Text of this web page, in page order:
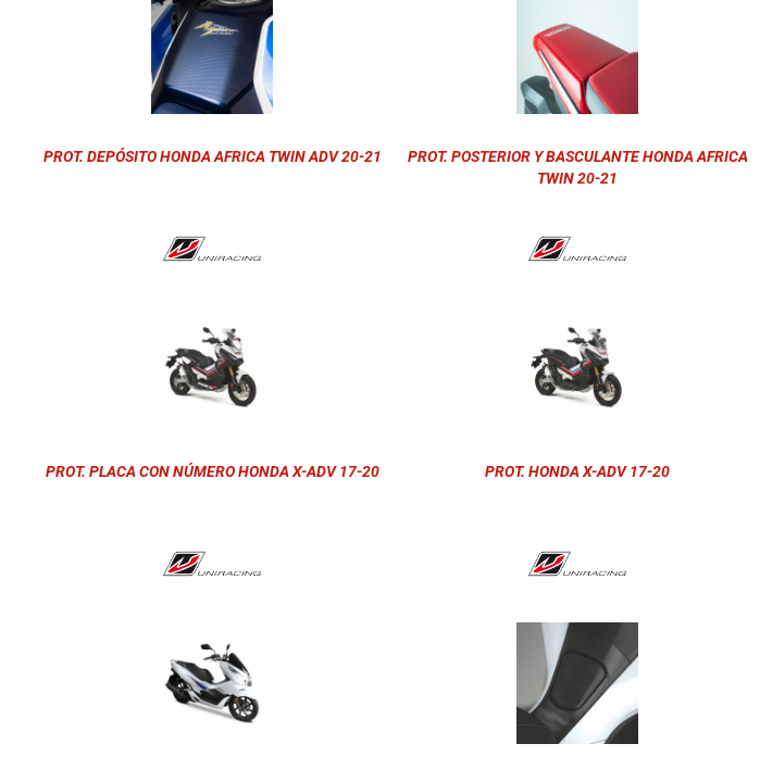
PROT. DEPÓSITO HONDA AFRICA TWIN ADV 20-21
PROT. POSTERIOR Y BASCULANTE HONDA AFRICA
TWIN 20-21
PROT. PLACA CON NÚMERO HONDA X-ADV 17-20 PROT. HONDA X-ADV 17-20